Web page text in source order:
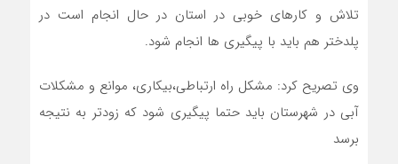
تلاش و کارهای خوبی در استان در حال انجام است در
پلدختر هم باید با پیگیری ها انجام شود.
وی تصریح کرد: مشکل راه ارتباطی،بیکاری، موانع و مشکلات
آبی در شهرستان باید حتما پیگیری شود که زودتر به نتیجه
برسد